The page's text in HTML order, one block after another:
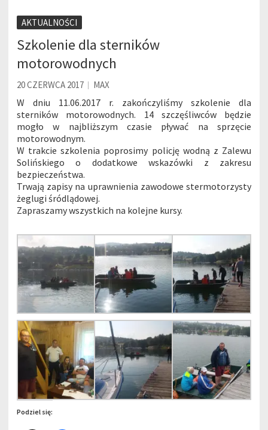
Wesołych Świąt!
Wesołych Świąt!
AKTUALNOŚCI
Szkolenie dla sterników
motorowodnych
20 CZERWCA 2017 MAX
W dniu 11.06.2017 r. zakończyliśmy szkolenie dla
sterników motorowodnych. 14 szczęśliwców będzie
mogło w najbliższym czasie pływać na sprzęcie
motorowodnym.
W trakcie szkolenia poprosimy policję wodną z Zalewu
Solińskiego o dodatkowe wskazówki z zakresu
bezpieczeństwa.
Trwają zapisy na uprawnienia zawodowe stermotorzysty
żeglugi śródlądowej.
Zapraszamy wszystkich na kolejne kursy.
Podziel się: